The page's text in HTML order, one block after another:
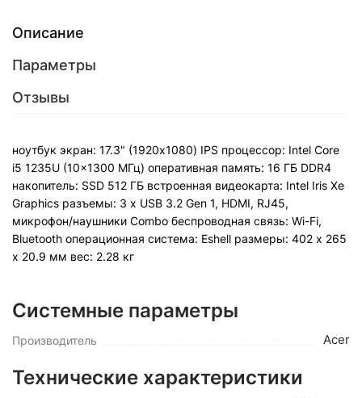
Описание
Параметры
Отзывы
ноутбук экран: 17.3" (1920x1080) IPS процессор: Intel Core
i5 1235U (10x1300 МГц) оперативная память: 16 ГБ DDR4
накопитель: SSD 512 ГБ встроенная видеокарта: Intel Iris Xe
Graphics разъемы: 3 x USB 3.2 Gen 1, HDMI, RJ45,
микрофон/наушники Combo беспроводная связь: Wi-Fi,
Bluetooth операционная система: Eshell pазмеры: 402 x 265
x 20.9 мм вес: 2.28 кг
Системные параметры
Производитель Acer
Технические характеристики